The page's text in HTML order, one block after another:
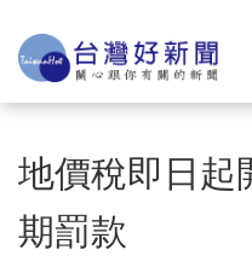
地價稅即日
期罰款